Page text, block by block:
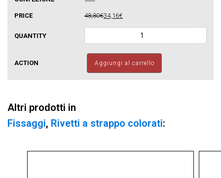
48,80€34,16€
Rivetti
testaAggiungi al carrello
Altri prodotti in
Fissaggi, Rivetti a strappo colorati: